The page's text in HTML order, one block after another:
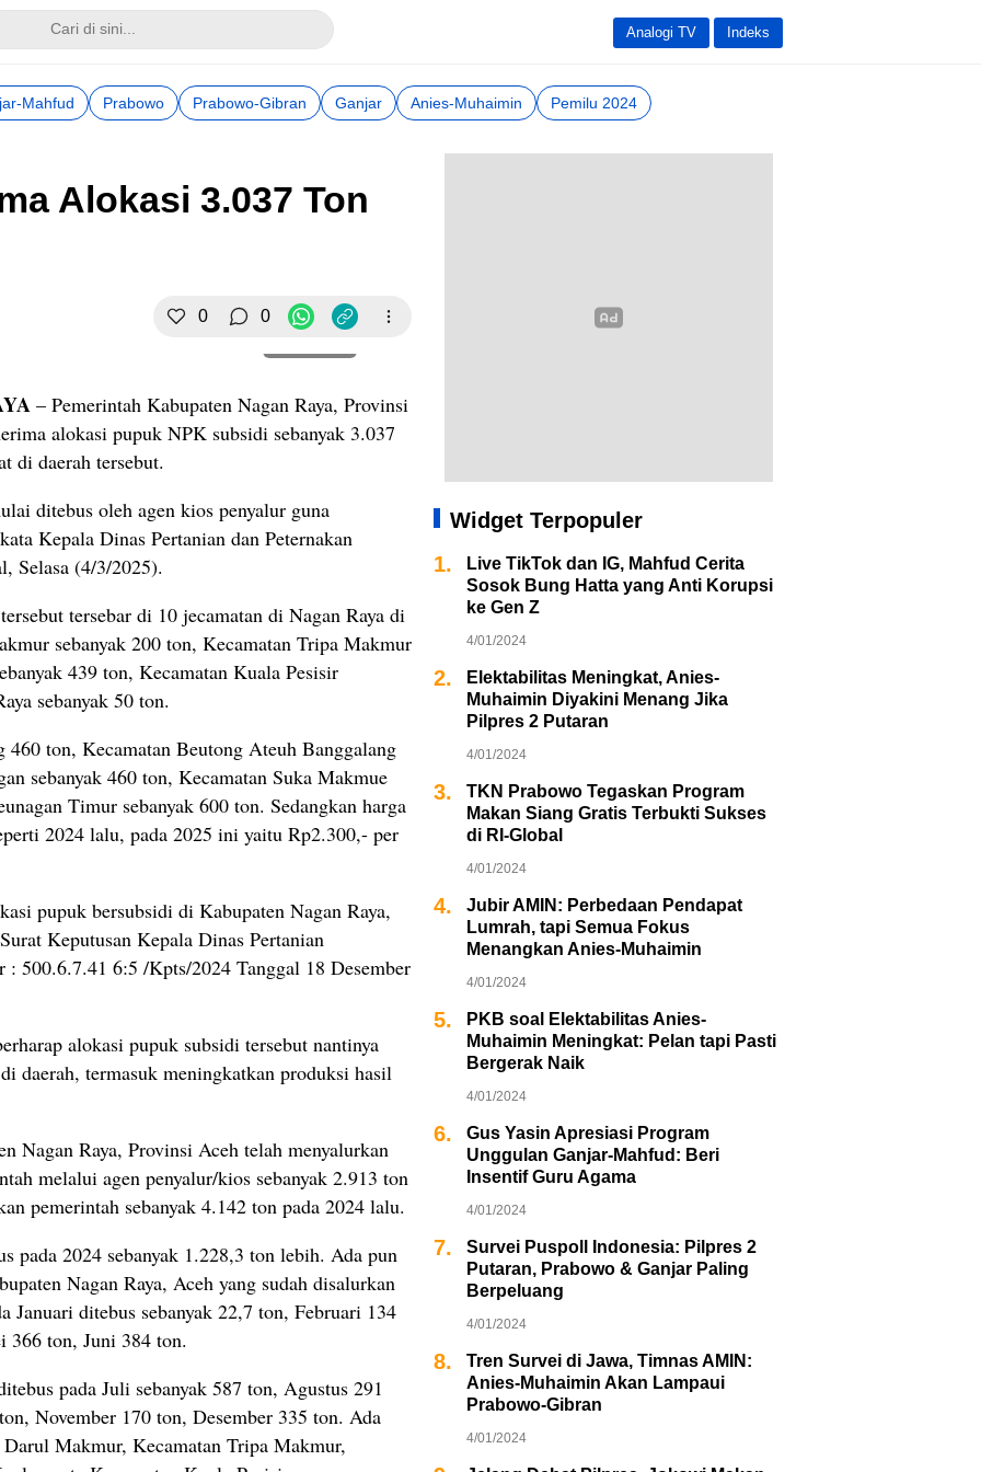
Analogi TV Indeks
Mahfud Prabowo Prabowo-Gibran Ganjar Anies-Muhaimin Pemilu 2024
Alokasi 3.037 Ton
0 0
– Pemerintah Kabupaten Nagan Raya, Provinsi
alokasi pupuk NPK subsidi sebanyak 3.037
di daerah tersebut.
ditebus oleh agen kios penyalur guna
Kepala Dinas Pertanian dan Peternakan
Selasa (4/3/2025).
tersebar di 10 jecamatan di Nagan Raya di
sebanyak 200 ton, Kecamatan Tripa Makmur
439 ton, Kecamatan Kuala Pesisir
sebanyak 50 ton.
ton, Kecamatan Beutong Ateuh Banggalang
sebanyak 460 ton, Kecamatan Suka Makmue
Timur sebanyak 600 ton. Sedangkan harga
2024 lalu, pada 2025 ini yaitu Rp2.300,- per
pupuk bersubsidi di Kabupaten Nagan Raya,
Keputusan Kepala Dinas Pertanian
: 500.6.7.41 6:5 /Kpts/2024 Tanggal 18 Desember
alokasi pupuk subsidi tersebut nantinya
daerah, termasuk meningkatkan produksi hasil
Nagan Raya, Provinsi Aceh telah menyalurkan
melalui agen penyalur/kios sebanyak 2.913 ton
pemerintah sebanyak 4.142 ton pada 2024 lalu.
pada 2024 sebanyak 1.228,3 ton lebih. Ada pun
Nagan Raya, Aceh yang sudah disalurkan
Januari ditebus sebanyak 22,7 ton, Februari 134
ton, Juni 384 ton.
pada Juli sebanyak 587 ton, Agustus 291
November 170 ton, Desember 335 ton. Ada
Makmur, Kecamatan Tripa Makmur,
Widget Terpopuler
1.
Live TikTok dan IG, Mahfud Cerita
Sosok Bung Hatta yang Anti Korupsi
ke Gen Z
4/01/2024
2.
Elektabilitas Meningkat, Anies-
Muhaimin Diyakini Menang Jika
Pilpres 2 Putaran
4/01/2024
3.
TKN Prabowo Tegaskan Program
Makan Siang Gratis Terbukti Sukses
di RI-Global
4/01/2024
4.
Jubir AMIN: Perbedaan Pendapat
Lumrah, tapi Semua Fokus
Menangkan Anies-Muhaimin
4/01/2024
5.
PKB soal Elektabilitas Anies-
Muhaimin Meningkat: Pelan tapi Pasti
Bergerak Naik
4/01/2024
6.
Gus Yasin Apresiasi Program
Unggulan Ganjar-Mahfud: Beri
Insentif Guru Agama
4/01/2024
7.
Survei Puspoll Indonesia: Pilpres 2
Putaran, Prabowo & Ganjar Paling
Berpeluang
4/01/2024
8.
Tren Survei di Jawa, Timnas AMIN:
Anies-Muhaimin Akan Lampaui
Prabowo-Gibran
4/01/2024